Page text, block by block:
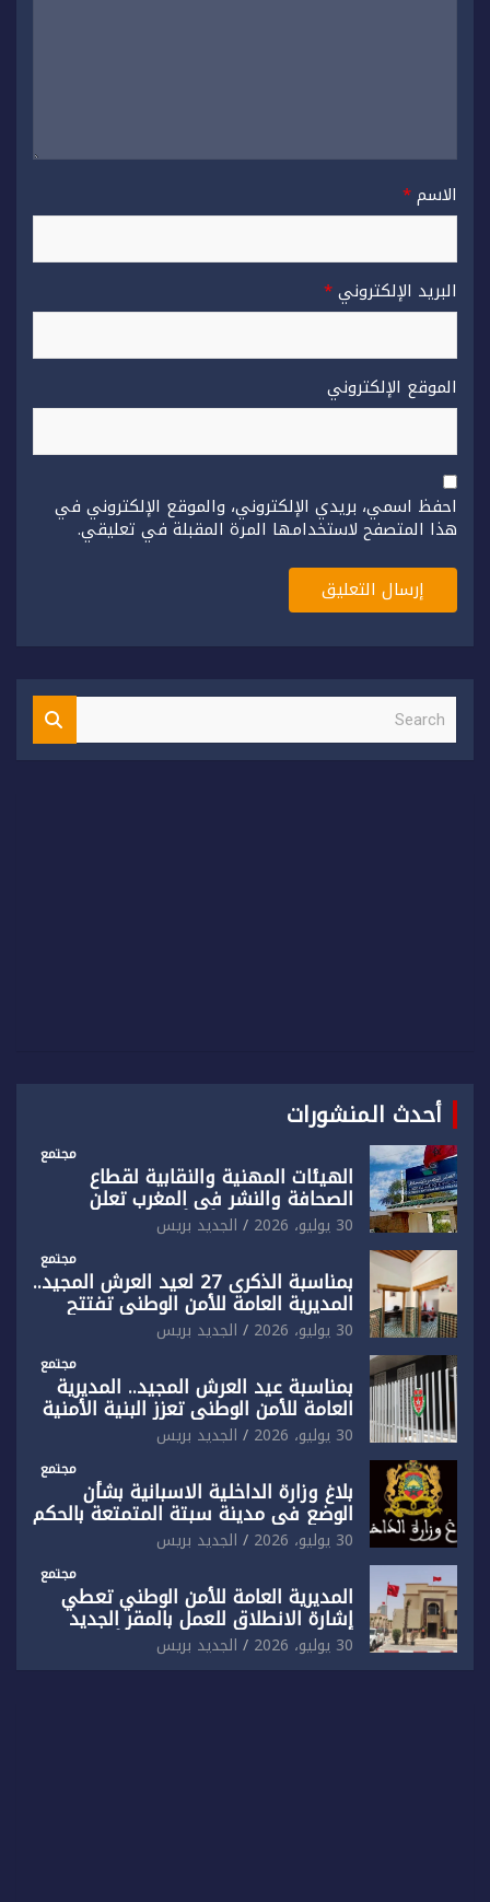
الاسم*
البريد الإلكتروني*
الموقع الإلكتروني
احفظ اسمي، بريدي الإلكتروني، والموقع الإلكتروني في
هذا المتصفح لاستخدامها المرة المقبلة في تعليقي.
S
a
أحدث المنشورات
مجتمع
الهيئات المهنية والنقابية لقطاع
الصحافة والنشر في المغرب تعلن
رفضها القاطع لـ”أي أجندة انتخابية
مُعدة على مقاس سياسي ومصلحي
ضيق”
30 يوليو، 2026 الجديد بريس
مجتمع
بمناسبة الذكرى 27 لعيد العرش المجيد..
المديرية العامة للأمن الوطني تفتتح
المقر الجديد لفرقة الشرطة السياحية
بفاس
30 يوليو، 2026 الجديد بريس
مجتمع
بمناسبة عيد العرش المجيد.. المديرية
العامة للأمن الوطني تعزز البنية الأمنية
بالناظور بإحداث فرقتين جديدتين
30 يوليو، 2026 الجديد بريس
مجتمع
بلاغ وزارة الداخلية الاسبانية بشأن
الوضع في مدينة سبتة المتمتعة بالحكم
الذاتي
30 يوليو، 2026 الجديد بريس
مجتمع
المديرية العامة للأمن الوطني تعطي
إشارة الانطلاق للعمل بالمقر الجديد
للدائرة الثالثة للشرطة بولاية أمن العيون
30 يوليو، 2026 الجديد بريس